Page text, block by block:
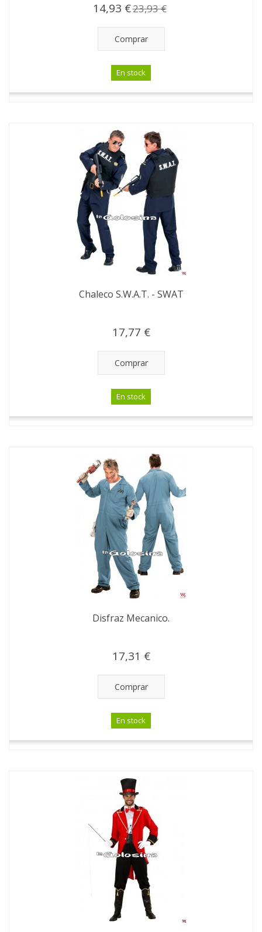
14,93 €23,93 €
Comprar
En stock
Chaleco S.W.A.T. - SWAT
17,77 €
Comprar
En stock
Disfraz Mecanico.
17,31 €
Comprar
En stock